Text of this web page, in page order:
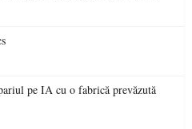
pe IA cu o fabrică prevăzută